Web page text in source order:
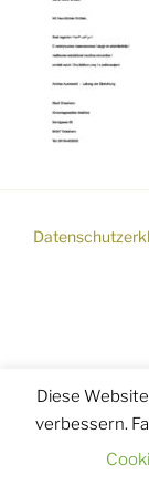
Diese
verbessern.